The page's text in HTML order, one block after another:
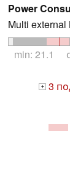
Power
Multi external
min: 21.1
+ 3